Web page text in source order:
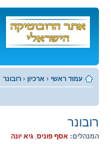
לתוכן
עמוד ראשי ‹ ארכיון ‹ רובונר
רובונר
המנהלים: אסף פוניס גיא יונה